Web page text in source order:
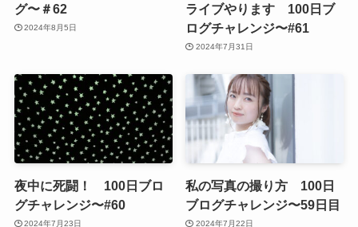
グ〜＃62
2024年8月5日
ライブやります 100日ブ
ログチャレンジ〜#61
2024年7月31日
夜中に死闘！ 100日ブロ
グチャレンジ〜#60
2024年7月23日
私の写真の撮り方 100日
ブログチャレンジ〜59日目
2024年7月22日